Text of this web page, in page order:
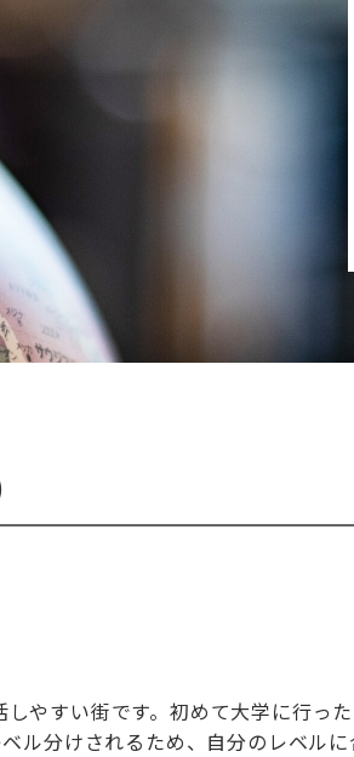
やすい街です。初めて大学に行っ
ル分けされるため、自分のレベル